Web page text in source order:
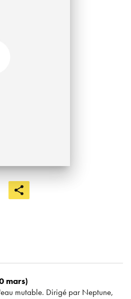
mars)
mutable. Dirigé par Neptune,